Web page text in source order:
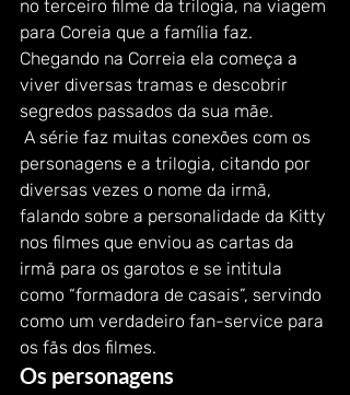
no terceiro filme da trilogia, na viagem
para Coreia que a família faz.
Chegando na Correia ela começa a
viver diversas tramas e descobrir
segredos passados da sua mãe.
A série faz muitas conexões com os
personagens e a trilogia, citando por
diversas vezes o nome da irmã,
falando sobre a personalidade da Kitty
nos filmes que enviou as cartas da
irmã para os garotos e se intitula
como “formadora de casais”, servindo
como um verdadeiro fan-service para
os fãs dos filmes.
Os personagens